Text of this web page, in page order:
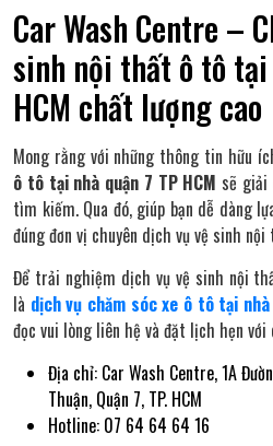
Car Wash Centre –
sinh nội thất ô tô tại
HCM chất lượng cao
Mong rằng với những thông tin hữu
ô tô tại nhà quận 7 TP HCM sẽ giải
tìm kiếm. Qua đó, giúp bạn dễ dàng
đúng đơn vị chuyên dịch vụ vệ sinh
Để trải nghiệm dịch vụ vệ sinh nội
là dịch vụ chăm sóc xe ô tô tại nhà
đọc vui lòng liên hệ và đặt lịch hẹn
Địa chỉ: Car Wash Centre, 1A
Thuận, Quận 7, TP. HCM
Hotline: 07 64 64 64 16